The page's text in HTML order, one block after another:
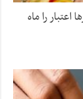
اعتبار را ماه